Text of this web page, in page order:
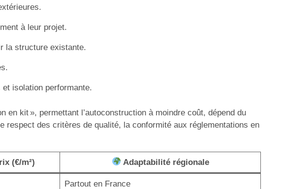
à leur projet.
la structure existante.
isolation performante.
en kit », permettant l’autoconstruction à moindre coût, dépend du
des critères de qualité, la conformité aux réglementations en
(€/m²) Adaptabilité régionale
Partout en France